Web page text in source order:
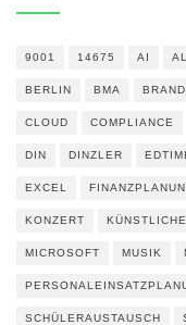
9001 14675 AI
BERLIN BMA
CLOUD COMPLIANCE
DIN DINZLER
EXCEL
KONZERT
MICROSOFT MUSIK
SCHÜLERAUSTAUSCH